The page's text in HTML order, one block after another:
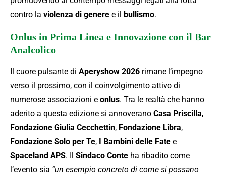
contro la violenza di genere e il bullismo.
Onlus in Prima Linea e Innovazione con il Bar
Analcolico
Il cuore pulsante di Aperyshow 2026 rimane l’impegno
verso il prossimo, con il coinvolgimento attivo di
numerose associazioni e onlus. Tra le realtà che hanno
aderito a questa edizione si annoverano Casa Priscilla,
Fondazione Giulia Cecchettin, Fondazione Libra,
Fondazione Solo per Te, I Bambini delle Fate e
Spaceland APS. Il Sindaco Conte ha ribadito come
l’evento sia “un esempio concreto di come si possano